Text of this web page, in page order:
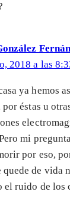
2018 a las
ya hemos
por éstas u
mi
por eso,
quede de vida
el ruido de los